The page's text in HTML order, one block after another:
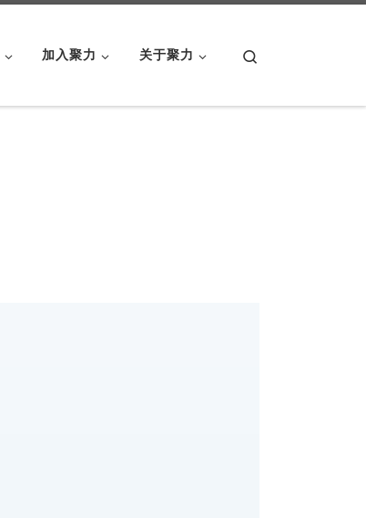
加入聚力 关于聚力